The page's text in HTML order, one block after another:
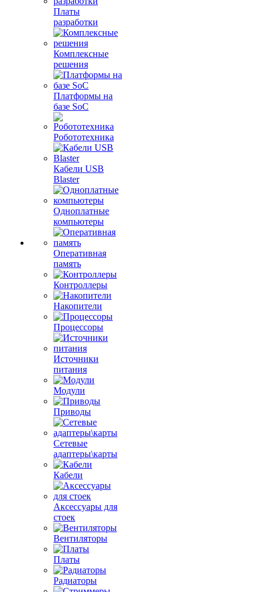
Платы
разработки
Комплексные
решения
Платформы на
базе SoC
Робототехника
Кабели USB
Blaster
Одноплатные
компьютеры
Оперативная
память
Контроллеры
Накопители
Процессоры
Источники
питания
Модули
Приводы
Сетевые
адаптеры\карты
Кабели
Аксессуары для
стоек
Вентиляторы
Платы
Радиаторы